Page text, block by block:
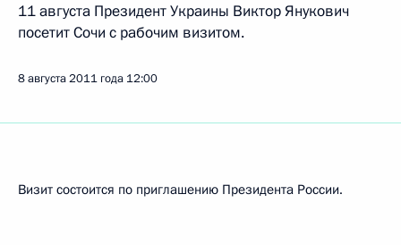
11 августа Президент Украины Виктор Янукович
посетит Сочи с рабочим визитом.
8 августа 2011 года 12:00
Визит состоится по приглашению Президента России.